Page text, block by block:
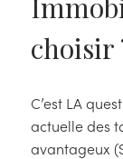
choisir
C’est LA
actuelle des
avantageux